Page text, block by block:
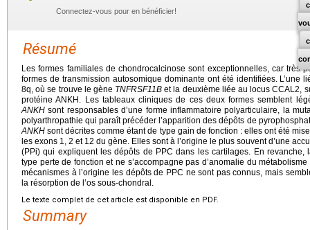
Connectez-vous pour en bénéficier!
Résumé
Les formes familiales de chondrocalcinose sont exceptionnelles, car très
formes de transmission autosomique dominante ont été identifiées. L’une
8q, où se trouve le gène TNFRSF11B et la deuxième liée au locus CCAL2,
protéine ANKH. Les tableaux cliniques de ces deux formes semblent
ANKH sont responsables d’une forme inflammatoire polyarticulaire, la
polyarthropathie qui paraît précéder l’apparition des dépôts de
ANKH sont décrites comme étant de type gain de fonction : elles ont été
les exons 1, 2 et 12 du gène. Elles sont à l’origine le plus souvent d’une
(PPi) qui expliquent les dépôts de PPC dans les cartilages. En revanche,
type perte de fonction et ne s’accompagne pas d’anomalie du
mécanismes à l’origine les dépôts de PPC ne sont pas connus, mais
la résorption de l’os sous-chondral.
Le texte complet de cet article est disponible en PDF.
Summary